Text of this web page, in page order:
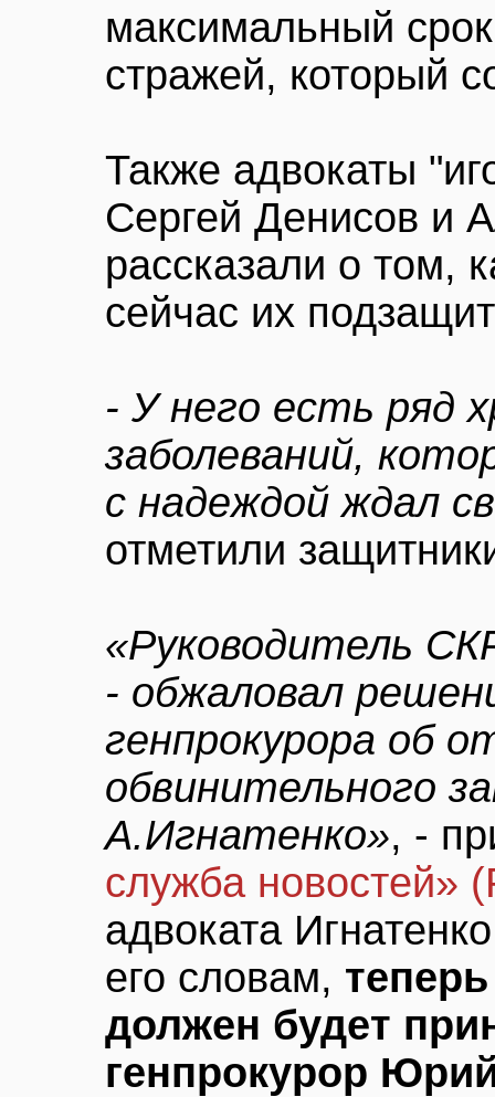
максимальный
стражей, который
Также адвокаты
Сергей Денисов и
рассказали о том,
сейчас их
- У него есть ряд
заболеваний,
с надеждой ждал
отметили
«Руководитель
- обжаловал
генпрокурора об
обвинительного
А.Игнатенко», -
служба новостей»
адвоката
его словам,
должен будет
генпрокурор